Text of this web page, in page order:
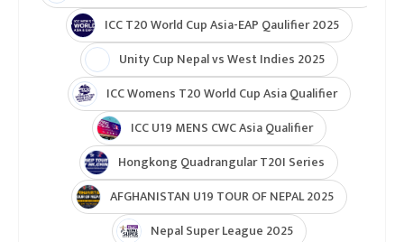
ICC T20 World Cup Asia-EAP Qaulifier 2025
Unity Cup Nepal vs West Indies 2025
ICC Womens T20 World Cup Asia Qualifier
ICC U19 MENS CWC Asia Qualifier
Hongkong Quadrangular T20I Series
AFGHANISTAN U19 TOUR OF NEPAL 2025
Nepal Super League 2025